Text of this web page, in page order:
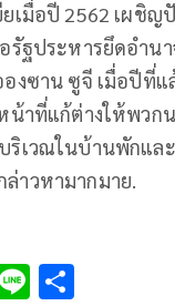
เมื่อปี 2562 เผชิญ
รัฐประหารยึดอำน
องซาน ซูจี เมื่อปีที่
น้าที่แก้ต่างให้พวก
ริเวณในบ้านพักแล
าวหามากมาย.
Li